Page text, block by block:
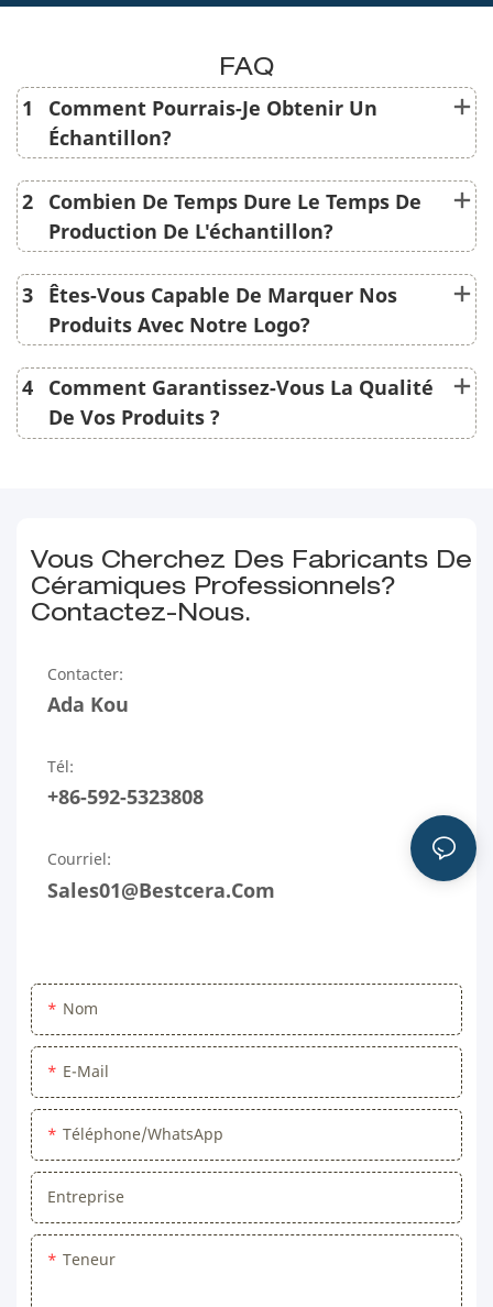
FAQ
1
Comment Pourrais-Je Obtenir Un
Échantillon?
2
Combien De Temps Dure Le Temps De
Production De L'échantillon?
3
Êtes-Vous Capable De Marquer Nos
Produits Avec Notre Logo?
4
Comment Garantissez-Vous La Qualité
De Vos Produits ?
Vous Cherchez Des Fabricants De
Céramiques Professionnels?
Contactez-Nous.
Contacter:
Ada Kou
Tél:
+86-592-5323808
Courriel:
Sales01@bestcera.com
Nom
E-Mail
Téléphone/WhatsApp
Entreprise
Teneur